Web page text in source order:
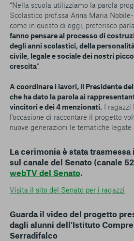
“Nella scuola utilizziamo la parola
Scolastico prof.ssa Anna Maria Nobile-
come in questo di oggi, preferisco
fanno pensare al processo di
degli anni scolastici, della
civile, legale e sociale dei nostri
crescita”.
A coordinare i lavori, il Presidente
che ha dato la parola ai
vincitori e dei 4 menzionati. I ragazzi
l'occasione di raccontare il progetto
nuove generazioni le tematiche legate
La cerimonia è stata trasmessa
sul canale del Senato (canale
webTV del Senato.
Visita il sito del Senato per i ragazzi
Guarda il video del progetto
dagli alunni dell'Istituto
Serradifalco